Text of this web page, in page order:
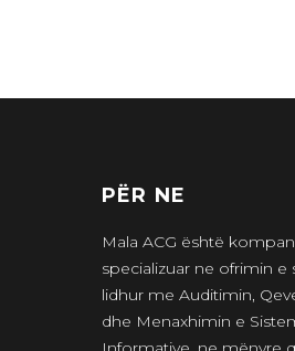
PËR NE
Mala ACG është
specializuar ne ofrimin e
lidhur me Auditimin,
dhe Menaxhimin e